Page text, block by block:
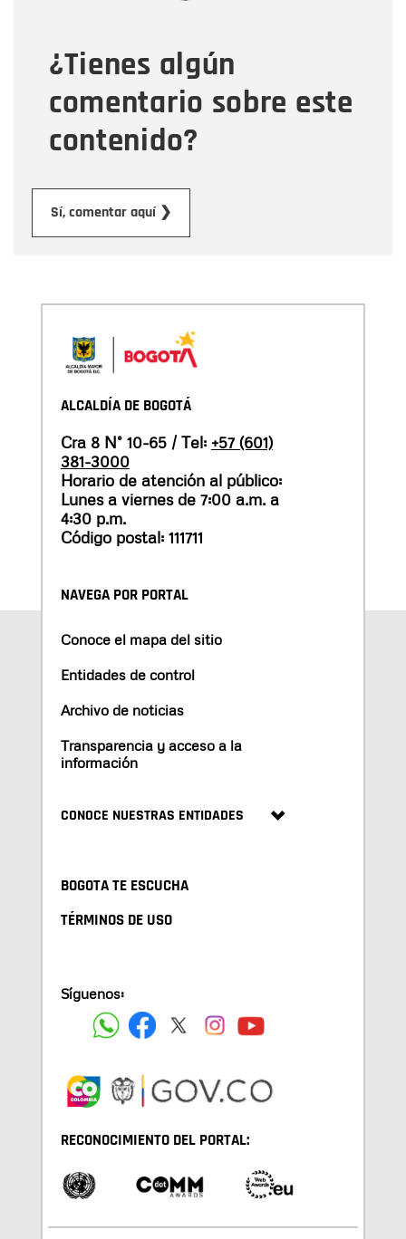
¿Tienes algún
comentario sobre este
contenido?
Sí, comentar aquí ❯
Mensaje
ALCALDÍA DE BOGOTÁ
Cra 8 N° 10-65 / Tel: +57 (601)
381-3000
Horario de atención al público:
Lunes a viernes de 7:00 a.m. a
4:30 p.m.
Código postal: 111711
NAVEGA POR PORTAL
Conoce el mapa del sitio
Entidades de control
Archivo de noticias
Transparencia y acceso a la
información
CONOCE NUESTRAS ENTIDADES
BOGOTA TE ESCUCHA
TÉRMINOS DE USO
Síguenos:
RECONOCIMIENTO DEL PORTAL: